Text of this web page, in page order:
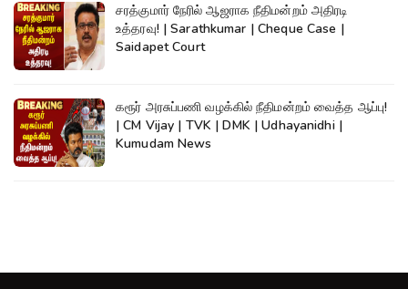
சரத்குமார் நேரில் ஆஜராக நீதிமன்றம் அதிரடி
உத்தரவு! | Sarathkumar | Cheque Case |
Saidapet Court
கரூர் அரசுப்பணி வழக்கில் நீதிமன்றம் வைத்த ஆப்பு!
| CM Vijay | TVK | DMK | Udhayanidhi |
Kumudam News